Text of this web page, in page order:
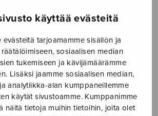
käyttää evästeitä
evästeitä tarjoamamme sisällön ja
sosiaalisen median
tukemiseen ja kävijämäärämme
Lisäksi jaamme sosiaalisen median,
analytiikka-alan kumppaneillemme
käytät sivustoamme. Kumppanimme
näitä tietoja muihin tietoihin, joita olet
› Yksinlaulu › Laps’